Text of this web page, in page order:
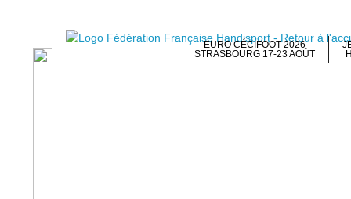
EURO CÉCIFOOT 2026
STRASBOURG 17-23 AOÛT